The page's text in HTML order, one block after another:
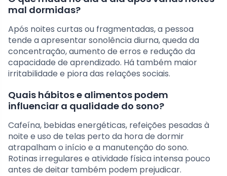
mal dormidas?
Após noites curtas ou fragmentadas, a pessoa
tende a apresentar sonolência diurna, queda da
concentração, aumento de erros e redução da
capacidade de aprendizado. Há também maior
irritabilidade e piora das relações sociais.
Quais hábitos e alimentos podem
influenciar a qualidade do sono?
Cafeína, bebidas energéticas, refeições pesadas à
noite e uso de telas perto da hora de dormir
atrapalham o início e a manutenção do sono.
Rotinas irregulares e atividade física intensa pouco
antes de deitar também podem prejudicar.